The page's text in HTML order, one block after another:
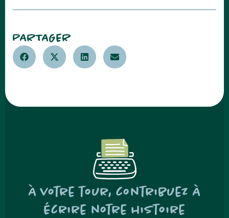
PARTAGER
À votre tour, contribuez à
écrire notre histoire